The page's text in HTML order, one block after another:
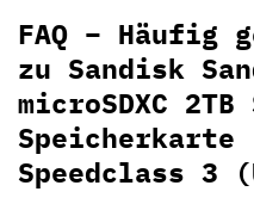
FAQ – Häufig
zu Sandisk
microSDXC
Speicherkarte
Speedclass 3